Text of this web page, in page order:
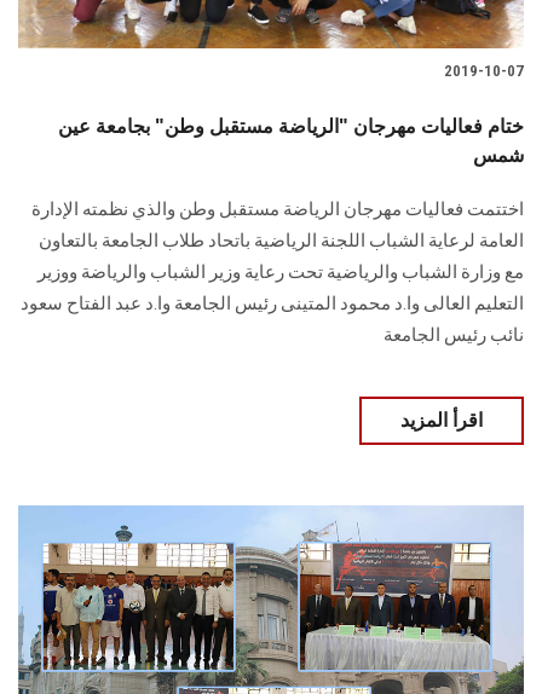
2019-10-07
ختام فعاليات مهرجان "الرياضة مستقبل وطن" بجامعة عين
شمس
اختتمت فعاليات مهرجان الرياضة مستقبل وطن والذي نظمته الإدارة
العامة لرعاية الشباب اللجنة الرياضية باتحاد طلاب الجامعة بالتعاون
مع وزارة الشباب والرياضية تحت رعاية وزير الشباب والرياضة ووزير
التعليم العالى وا.د محمود المتينى رئيس الجامعة وا.د عبد الفتاح سعود
نائب رئيس الجامعة
اقرأ المزيد